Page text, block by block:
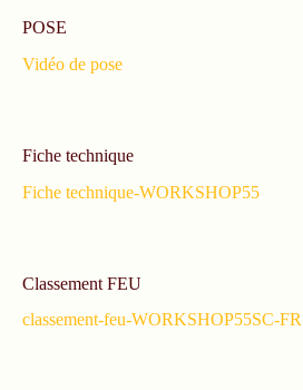
POSE
Vidéo de pose
Fiche technique
Fiche technique-WORKSHOP55
Classement FEU
classement-feu-WORKSHOP55SC-FR